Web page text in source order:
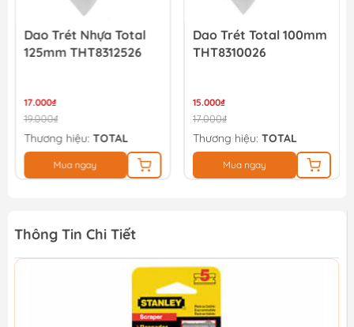
Dao Trét Nhựa Total
125mm THT8312526
17.000₫
19.000₫
Thương hiệu: TOTAL
Mua ngay
Dao Trét Total 100mm
THT8310026
15.000₫
17.000₫
Thương hiệu: TOTAL
Mua ngay
Thông Tin Chi Tiết